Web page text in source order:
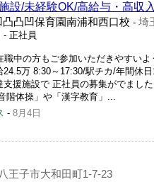
設/未経験OK/高給与・高収
凸凹保育園南浦和西口校 - 埼
- 正社員
職中の方もご参加いただきやすい
万 8:30～17:30/駅チカ/年間休
援施設で 正社員の募集がでまし
階体操」や「漢字教育」...
- 8月4日
王子市大和田町1-7-23